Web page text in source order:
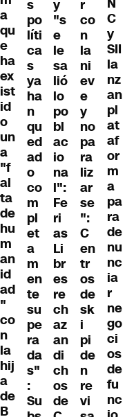
a
qu
e
ha
ex
ist
id
o
un
a
"f
al
ta
de
hu
m
an
id
ad
"
co
n
la
hij
a
de
B
s
po
líti
ca
s
ya
ha
n
qu
ed
ad
o
co
m
pl
et
a
m
en
te
su
pe
ra
da
s"
:
Su
y
"s
e
le
sa
lió
lo
po
bl
ac
io
na
l":
Fe
ri
as
Li
br
es
re
ch
az
an
di
ch
os
de
r
co
n
la
ni
ev
e
y
no
pa
ra
liz
ar
se
":
C
en
tr
os
de
sk
i
pi
de
n
re
vi
C
y
SII
la
nz
an
pl
at
af
or
m
a
pa
ra
de
nu
nc
ia
r
ne
go
ci
os
de
fu
nc